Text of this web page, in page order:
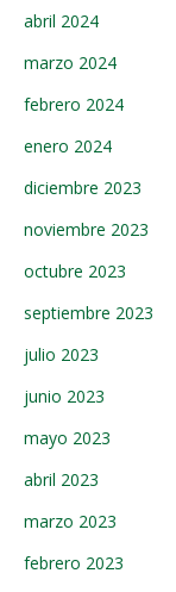
abril 2024
marzo 2024
febrero 2024
enero 2024
diciembre 2023
noviembre 2023
octubre 2023
septiembre 2023
julio 2023
junio 2023
mayo 2023
abril 2023
marzo 2023
febrero 2023